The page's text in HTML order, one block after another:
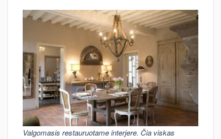
Valgomasis restauruotame interjere. Čia viskas